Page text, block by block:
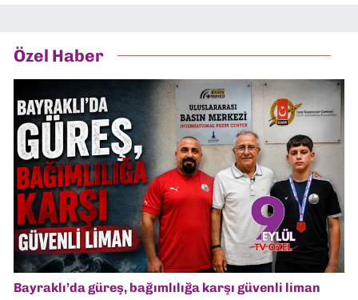
Özel Haber
Bayraklı’da güreş, bağımlılığa karşı güvenli liman